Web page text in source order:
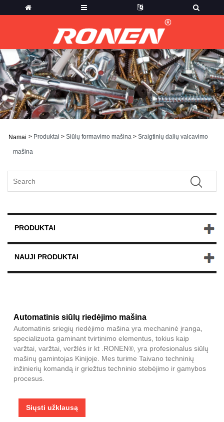
Namai > Produktai > Siūlų formavimo mašina > Sraigtinių dalių valcavimo
mašina
PRODUKTAI
NAUJI PRODUKTAI
Automatinis siūlų riedėjimo mašina
Automatinis sriegių riedėjimo mašina yra mechaninė įranga,
specializuota gaminant tvirtinimo elementus, tokius kaip
varžtai, varžtai, veržlės ir kt .RONEN®, yra profesionalus siūlų
mašinų gamintojas Kinijoje. Mes turime Taivano techninių
inžinierių komandą ir griežtus techninio stebėjimo ir gamybos
procesus.
Siųsti užklausą